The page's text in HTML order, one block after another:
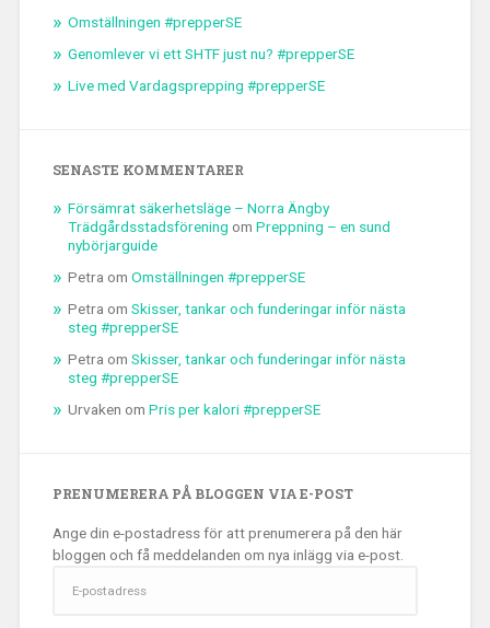
Omställningen #prepperSE
Genomlever vi ett SHTF just nu? #prepperSE
Live med Vardagsprepping #prepperSE
SENASTE KOMMENTARER
Försämrat säkerhetsläge – Norra Ängby
Trädgårdsstadsförening om Preppning – en sund
nybörjarguide
Petra om Omställningen #prepperSE
Petra om Skisser, tankar och funderingar inför nästa
steg #prepperSE
Petra om Skisser, tankar och funderingar inför nästa
steg #prepperSE
Urvaken om Pris per kalori #prepperSE
PRENUMERERA PÅ BLOGGEN VIA E-POST
Ange din e-postadress för att prenumerera på den här
bloggen och få meddelanden om nya inlägg via e-post.
postadress